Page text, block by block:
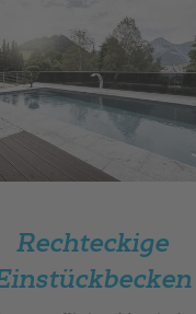
Rechteckige